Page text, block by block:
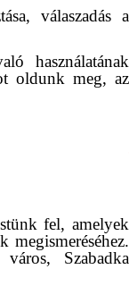
válaszadás a
használatának
oldunk meg, az
fel, amelyek
Szabadka